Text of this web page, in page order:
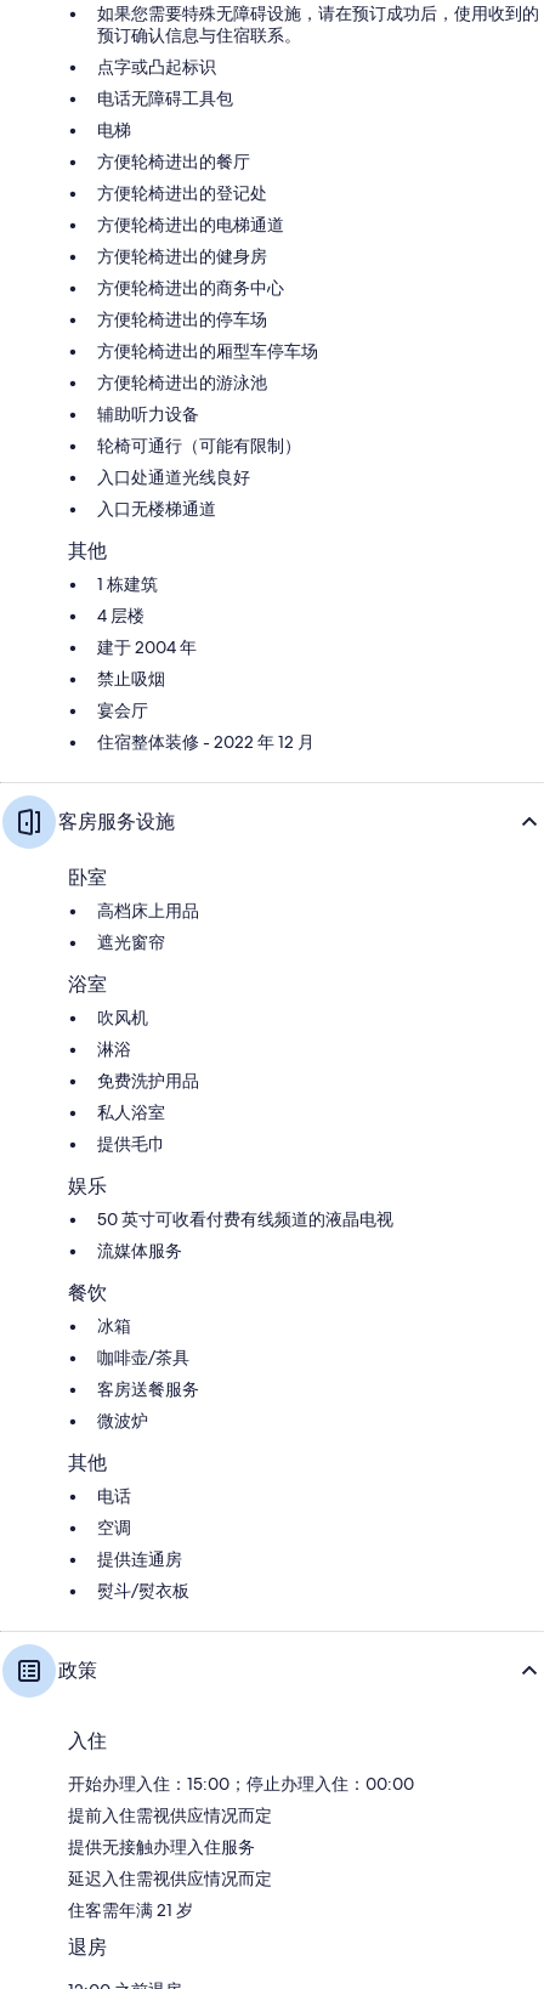
如果您需要特殊无障碍设施，请在预订成功后，使用收到的
预订确认信息与住宿联系。
点字或凸起标识
电话无障碍工具包
电梯
方便轮椅进出的餐厅
方便轮椅进出的登记处
方便轮椅进出的电梯通道
方便轮椅进出的健身房
方便轮椅进出的商务中心
方便轮椅进出的停车场
方便轮椅进出的厢型车停车场
方便轮椅进出的游泳池
辅助听力设备
轮椅可通行（可能有限制）
入口处通道光线良好
入口无楼梯通道
其他
1 栋建筑
4 层楼
建于 2004 年
禁止吸烟
宴会厅
住宿整体装修 - 2022 年 12 月
客房服务设施
卧室
高档床上用品
遮光窗帘
浴室
吹风机
淋浴
免费洗护用品
私人浴室
提供毛巾
娱乐
50 英寸可收看付费有线频道的液晶电视
流媒体服务
餐饮
冰箱
咖啡壶/茶具
客房送餐服务
微波炉
其他
电话
空调
提供连通房
熨斗/熨衣板
政策
入住
开始办理入住：15:00；停止办理入住：00:00
提前入住需视供应情况而定
提供无接触办理入住服务
延迟入住需视供应情况而定
住客需年满 21 岁
退房